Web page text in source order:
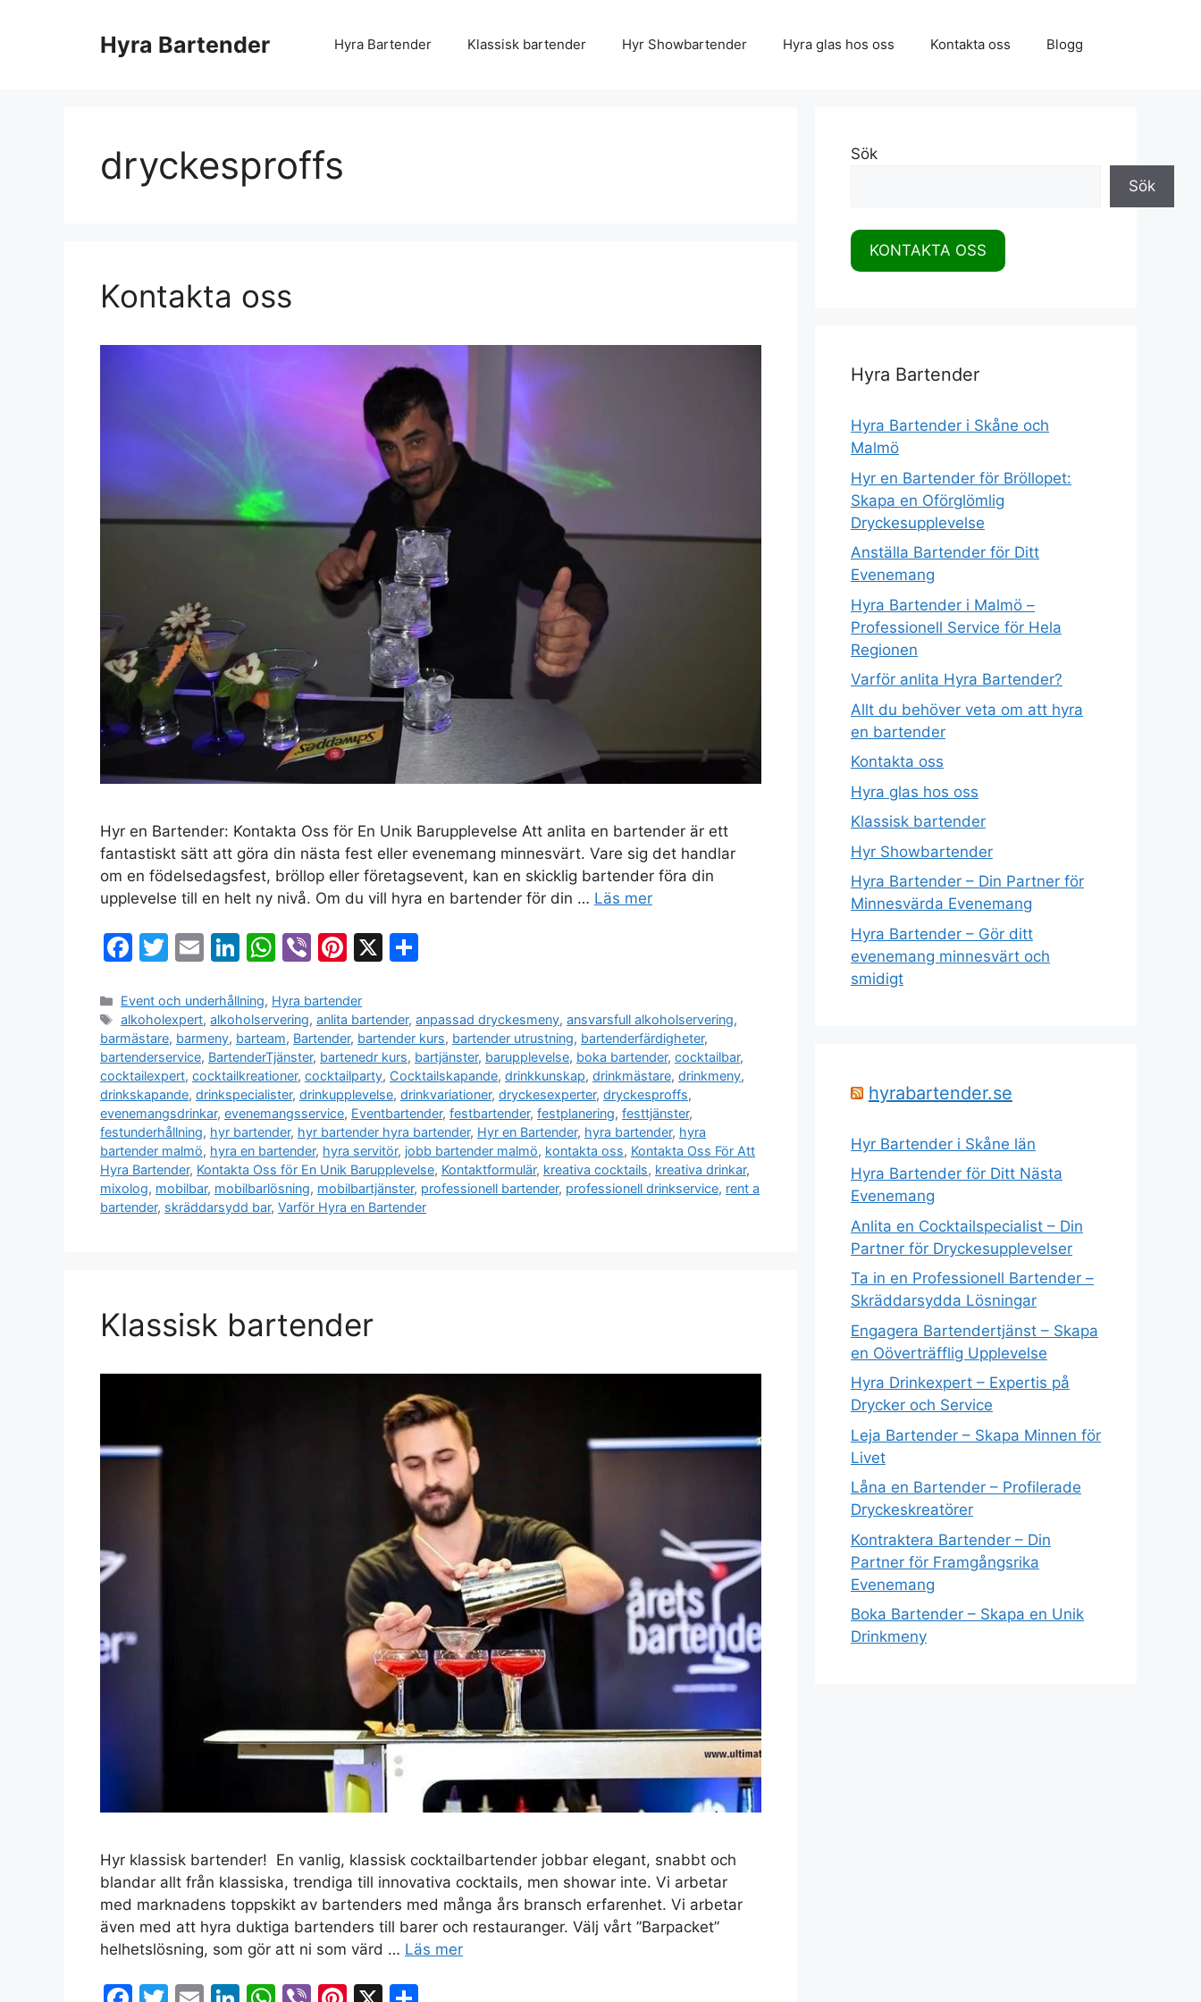
Hyra Bartender Hyra Bartender Klassisk bartender Hyr Showbartender Hyra glas hos oss Kontakta oss Blogg
dryckesproffs
Kontakta oss
Hyr en Bartender: Kontakta Oss för En Unik Barupplevelse Att anlita en bartender är ett
fantastiskt sätt att göra din nästa fest eller evenemang minnesvärt. Vare sig det handlar
om en födelsedagsfest, bröllop eller företagsevent, kan en skicklig bartender föra din
upplevelse till en helt ny nivå. Om du vill hyra en bartender för din … Läs mer
F
c
e
b
o
o
k
T
itt
er
E
ai
l
Li
k
e
dI
n
W
at
s
A
p
p
Vi
er
Pi
er
e
st
X
Event och underhållning, Hyra bartender
alkoholexpert,alkoholservering,anlita bartender,anpassad dryckesmeny,ansvarsfull alkoholservering,
barmästare, barmeny, barteam, Bartender, bartender kurs, bartender utrustning, bartenderfärdigheter,
bartenderservice, BartenderTjänster, bartenedr kurs, bartjänster, barupplevelse, boka bartender, cocktailbar,
cocktailexpert, cocktailkreationer, cocktailparty, Cocktailskapande, drinkkunskap, drinkmästare, drinkmeny,
drinkskapande, drinkspecialister, drinkupplevelse, drinkvariationer, dryckesexperter, dryckesproffs,
evenemangsdrinkar, evenemangsservice, Eventbartender, festbartender, festplanering, festtjänster,
festunderhållning, hyr bartender, hyr bartender hyra bartender, Hyr en Bartender, hyra bartender, hyra
bartender malmö, hyra en bartender, hyra servitör, jobb bartender malmö, kontakta oss, Kontakta Oss För Att
Hyra Bartender, Kontakta Oss för En Unik Barupplevelse, Kontaktformulär, kreativa cocktails, kreativa drinkar,
mixolog, mobilbar, mobilbarlösning, mobilbartjänster, professionell bartender, professionell drinkservice, rent a
bartender, skräddarsydd bar, Varför Hyra en Bartender
Klassisk bartender
Hyr klassisk bartender! En vanlig, klassisk cocktailbartender jobbar elegant, snabbt och
blandar allt från klassiska, trendiga till innovativa cocktails, men showar inte. Vi arbetar
med marknadens toppskikt av bartenders med många års bransch erfarenhet. Vi arbetar
även med att hyra duktiga bartenders till barer och restauranger. Välj vårt ”Barpacket”
helhetslösning, som gör att ni som värd … Läs mer
Sök
Sök
KONTAKTA OSS
Hyra Bartender
Hyra Bartender i Skåne och
Malmö
Hyr en Bartender för Bröllopet:
Skapa en Oförglömlig
Dryckesupplevelse
Anställa Bartender för Ditt
Evenemang
Hyra Bartender i Malmö –
Professionell Service för Hela
Regionen
Varför anlita Hyra Bartender?
Allt du behöver veta om att hyra
en bartender
Kontakta oss
Hyra glas hos oss
Klassisk bartender
Hyr Showbartender
Hyra Bartender – Din Partner för
Minnesvärda Evenemang
Hyra Bartender – Gör ditt
evenemang minnesvärt och
smidigt
hyrabartender.se
Hyr Bartender i Skåne län
Hyra Bartender för Ditt Nästa
Evenemang
Anlita en Cocktailspecialist – Din
Partner för Dryckesupplevelser
Ta in en Professionell Bartender –
Skräddarsydda Lösningar
Engagera Bartendertjänst – Skapa
en Oöverträfflig Upplevelse
Hyra Drinkexpert – Expertis på
Drycker och Service
Leja Bartender – Skapa Minnen för
Livet
Låna en Bartender – Profilerade
Dryckeskreatörer
Kontraktera Bartender – Din
Partner för Framgångsrika
Evenemang
Boka Bartender – Skapa en Unik
Drinkmeny